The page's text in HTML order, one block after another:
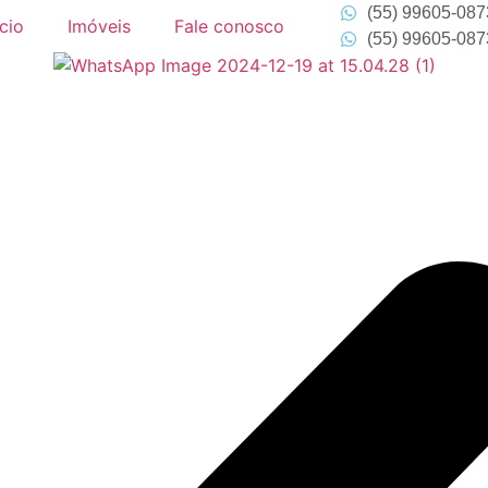
Imóveis Fale conosco
(55) 99605-
(55) 99605-